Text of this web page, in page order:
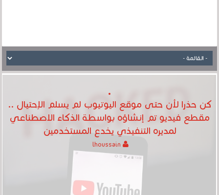
كن حذرا لأن حتى موقع اليوتيوب لم يسلم الإحتيال ..
مقطع فيديو تم إنشاؤه بواسطة الذكاء الاصطناعي
لمديره التنفيذي يخدع المستخدمين